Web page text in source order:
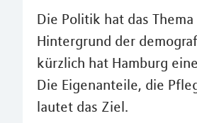
Die Politik hat das
Hintergrund der
kürzlich hat Hamburg
Die Eigenanteile, die
lautet das Ziel.